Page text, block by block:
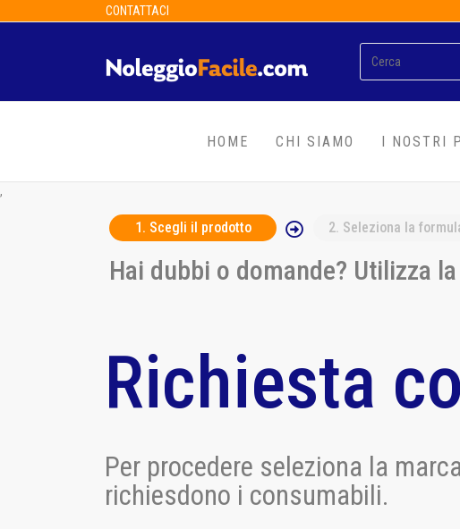
CONTATTACI
HOME CHI SIAMO I NOSTRI
,
1. Scegli il prodotto 2. Seleziona la
Hai dubbi o domande? Utilizza
Richiesta
Per procedere seleziona la
richiesdono i consumabili.